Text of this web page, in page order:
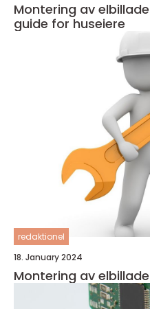
Montering av
guide for huseiere
redaktionel
18. January 2024
Montering av